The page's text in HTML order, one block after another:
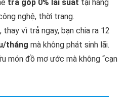
trả góp 0% lãi suất tại hàng
nghệ, thời trang.
vì trả ngay, bạn chia ra 12
tháng mà không phát sinh lãi.
món đồ mơ ước mà không “cạn